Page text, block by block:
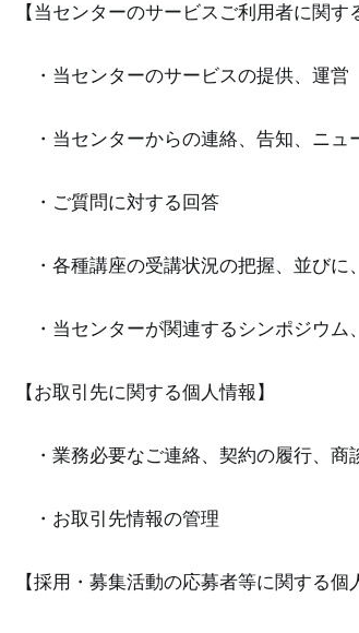
【当センターのサービスご利用者に関す
・当センターのサービスの提供、運営
・当センターからの連絡、告知、ニュ
・ご質問に対する回答
・各種講座の受講状況の把握、並びに
・当センターが関連するシンポジウム
【お取引先に関する個人情報】
・業務必要なご連絡、契約の履行、商
・お取引先情報の管理
【採用・募集活動の応募者等に関する個